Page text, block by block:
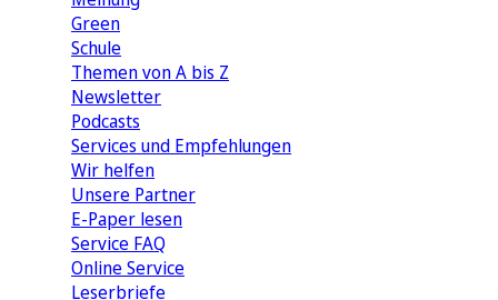
Green
Schule
Themen von A bis Z
Newsletter
Podcasts
Services und Empfehlungen
Wir helfen
Unsere Partner
E-Paper lesen
Service FAQ
Online Service
Leserbriefe